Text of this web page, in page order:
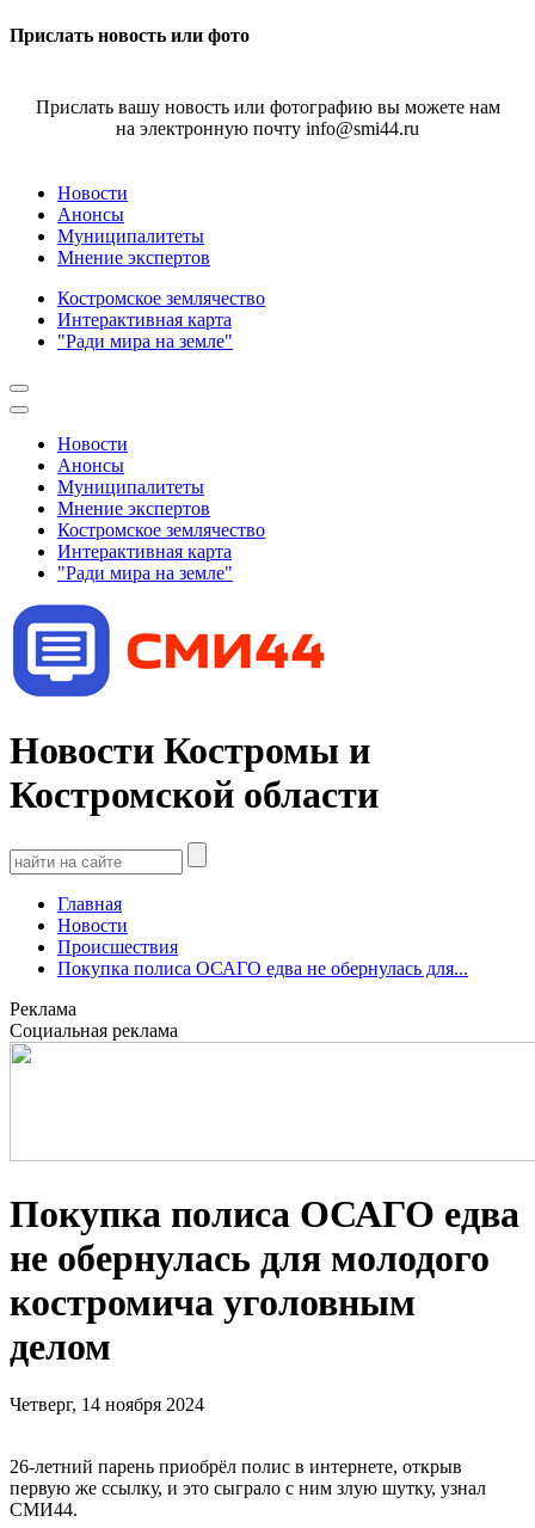
Прислать новость или фото
Прислать вашу новость или фотографию вы можете нам
на электронную почту info@smi44.ru
Новости
Анонсы
Муниципалитеты
Мнение экспертов
Костромское землячество
Интерактивная карта
"Ради мира на земле"
Новости
Анонсы
Муниципалитеты
Мнение экспертов
Костромское землячество
Интерактивная карта
"Ради мира на земле"
Новости Костромы и
Костромской области
Главная
Новости
Происшествия
Покупка полиса ОСАГО едва не обернулась для...
Реклама
Социальная реклама
Покупка полиса ОСАГО едва
не обернулась для молодого
костромича уголовным
делом
Четверг, 14 ноября 2024
26-летний парень приобрёл полис в интернете, открыв
первую же ссылку, и это сыграло с ним злую шутку, узнал
СМИ44.